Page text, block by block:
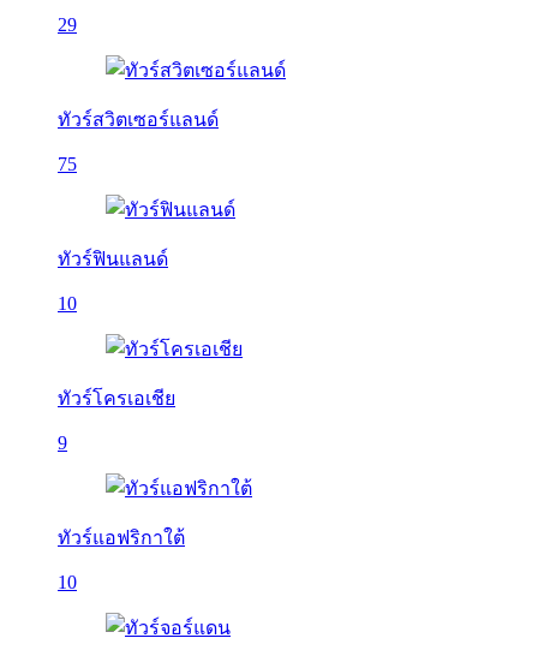
29
ทัวร์สวิตเซอร์แลนด์
75
ทัวร์ฟินแลนด์
10
ทัวร์โครเอเชีย
9
ทัวร์แอฟริกาใต้
10